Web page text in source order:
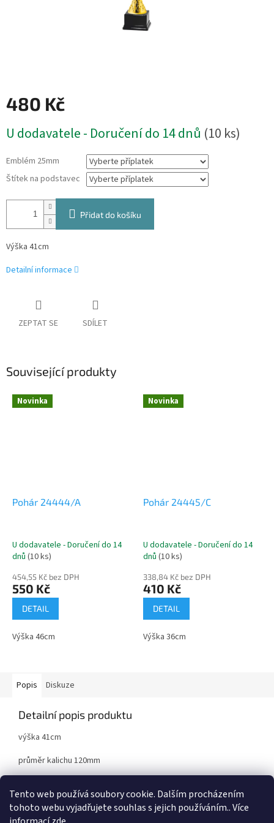
Tento web používá soubory cookie. Dalším procházením
tohoto webu vyjadřujete souhlas s jejich používáním.. Více
480 Kč
cena:
U dodavatele - Doručení do 14 dnů (10 ks)
Emblém 25mm
Štítek na podstavec
Přidat do košíku
Výška 41cm
Detailní informace
ZEPTAT SE SDÍLET
Související produkty
Novinka
Pohár 24444/A
U dodavatele - Doručení do 14
dnů (10 ks)
454,55 Kč bez DPH
550 Kč
DETAIL
Výška 46cm
Novinka
Pohár 24445/C
U dodavatele - Doručení do 14
dnů (10 ks)
338,84 Kč bez DPH
410 Kč
DETAIL
Výška 36cm
Popis Diskuze
Detailní popis produktu
výška 41cm
průměr kalichu 120mm